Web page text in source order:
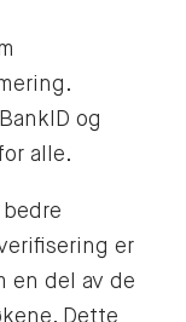
og
alle.
er
en del av de
Dette